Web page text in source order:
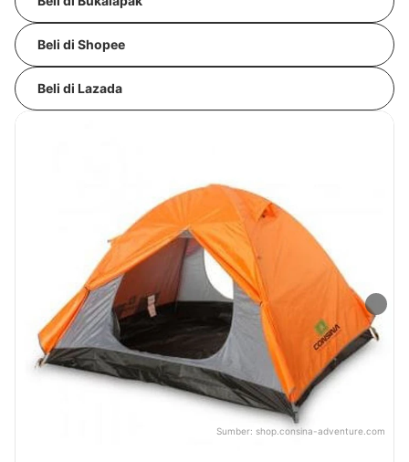
Beli di Shopee
Beli di Lazada
Sumber: shop.consina-adventure.com